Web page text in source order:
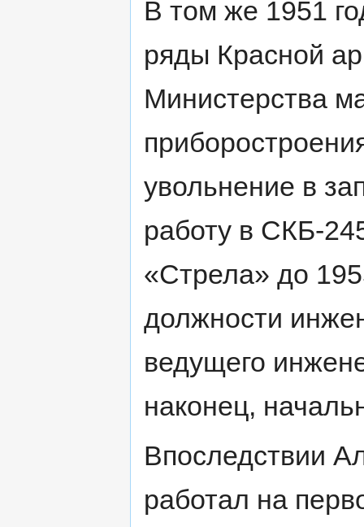
В том же 1951
ряды Красной
Министерства
увольнение в
работу в СКБ-
«Стрела» до
должности
ведущего
наконец,
Впоследствии
работал на